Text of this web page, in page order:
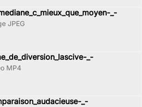
_-
JPEG
_-
MP4
_-